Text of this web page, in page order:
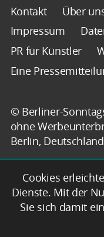
Kontakt Über
Impressum
PR für Künstler
Eine
© Berliner-
ohne
Berlin,
Cookies
Dienste. Mit der
Sie sich damit